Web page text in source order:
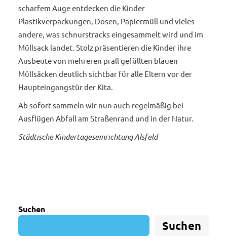
scharfem Auge entdecken die Kinder
Plastikverpackungen, Dosen, Papiermüll und vieles
andere, was schnurstracks eingesammelt wird und im
Müllsack landet. Stolz präsentieren die Kinder ihre
Ausbeute von mehreren prall gefüllten blauen
Müllsäcken deutlich sichtbar für alle Eltern vor der
Haupteingangstür der Kita.
Ab sofort sammeln wir nun auch regelmäßig bei
Ausflügen Abfall am Straßenrand und in der Natur.
Städtische Kindertageseinrichtung Alsfeld
Suchen
Suchen